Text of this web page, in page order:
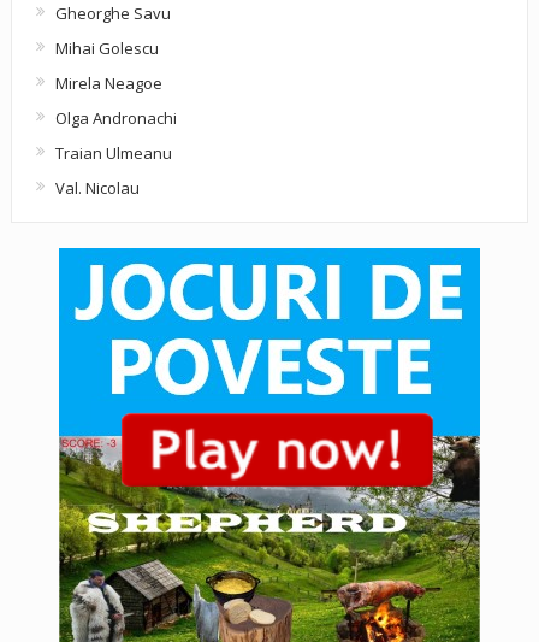
Gheorghe Savu
Mihai Golescu
Mirela Neagoe
Olga Andronachi
Traian Ulmeanu
Val. Nicolau